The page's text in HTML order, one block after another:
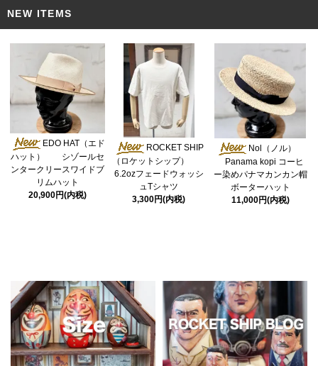
NEW ITEMS
EDO HAT（エド
ハット） シゾールセ
ンタークリースワイドブ
リムハット
20,900円(内税)
ROCKET SHIP
（ロケットシップ）
6.2ozフェードウォッシ
ュTシャツ
3,300円(内税)
Nol（ノル）
Panama kopi コーヒ
ー染めパナマカンカン帽
ボーターハット
11,000円(内税)